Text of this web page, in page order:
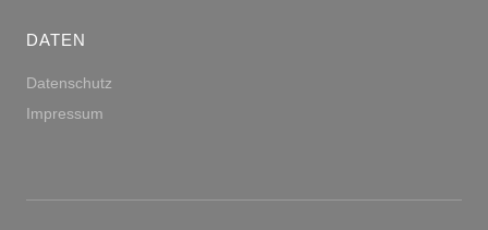
DATEN
Datenschutz
Impressum